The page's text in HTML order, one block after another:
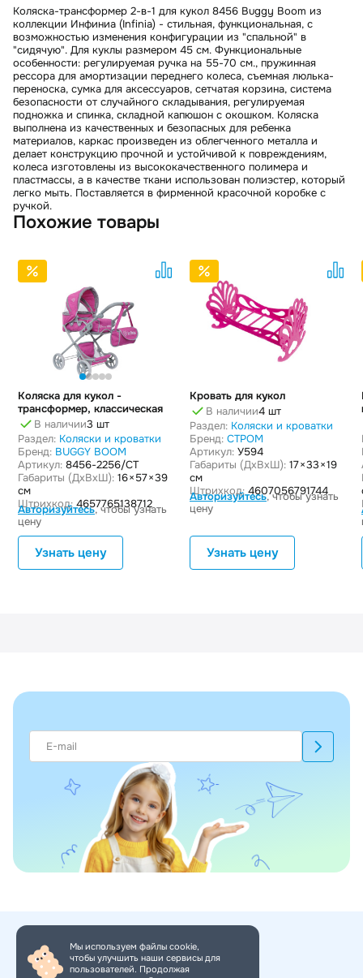
Коляска-трансформер 2-в-1 для кукол 8456 Buggy Boom из
коллекции Инфиниа (Infinia) - стильная, функциональная, с
возможностью изменения конфигурации из "спальной" в
"сидячую". Для куклы размером 45 см. Функциональные
особенности: регулируемая ручка на 55-70 см., пружинная
рессора для амортизации переднего колеса, съемная люлька-
переноска, сумка для аксессуаров, сетчатая корзина, система
безопасности от случайного складывания, регулируемая
подножка и спинка, складной капюшон с окошком. Коляска
выполнена из качественных и безопасных для ребенка
материалов, каркас произведен из облегченного металла и
делает конструкцию прочной и устойчивой к повреждениям,
колеса изготовлены из высококачественного полимера и
пластмассы, а в качестве ткани использован полиэстер, который
легко мыть. Поставляется в фирменной красочной коробке с
ручкой.
Похожие товары
Коляска для кукол -
трансформер, классическая
В наличии3 шт
Раздел: Коляски и кроватки
Бренд: BUGGY BOOM
Артикул: 8456-2256/СТ
Габариты (ДxВxШ): 16 × 57 × 39
см
Штрихкод: 4657765138712
Авторизуйтесь, чтобы узнать
цену
Узнать цену
Кровать для кукол
В наличии4 шт
Раздел: Коляски и кроватки
Бренд: СТРОМ
Артикул: У594
Габариты (ДxВxШ): 17 × 33 × 19
см
Штрихкод: 4607056791744
Авторизуйтесь, чтобы узнать
цену
Узнать цену
+7 (495) 150-34-11
Мы используем файлы cookie,
чтобы улучшить наши сервисы для
пользователей. Продолжая